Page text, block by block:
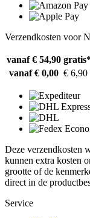
Verzendkosten voor
vanaf € 54,90
vanaf € 0,00 € 6,90
Deze verzendkosten
kunnen extra kosten
grootte of de
direct in de
Service